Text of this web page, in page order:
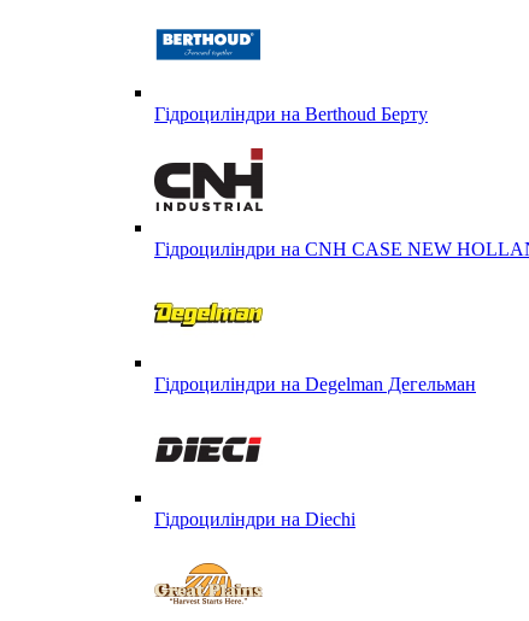
Гідроциліндри на Berthoud Берту
Гідроциліндри на CNH CASE NEW
Гідроциліндри на Degelman Дегельман
Гідроциліндри на Diechi